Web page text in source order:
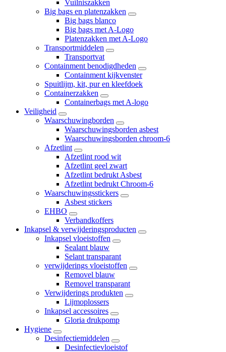
Vuilniszakken
Big bags en platenzakken
Big bags blanco
Big bags met A-Logo
Platenzakken met A-Logo
Transportmiddelen
Transportvat
Containment benodigdheden
Containment kijkvenster
Spuitlijm, kit, pur en kleefdoek
Containerzakken
Containerbags met A-logo
Veiligheid
Waarschuwingborden
Waarschuwingsborden asbest
Waarschuwingsborden chroom-6
Afzetlint
Afzetlint rood wit
Afzetlint geel zwart
Afzetlint bedrukt Asbest
Afzetlint bedrukt Chroom-6
Waarschuwingsstickers
Asbest stickers
EHBO
Verbandkoffers
Inkapsel & verwijderingsproducten
Inkapsel vloeistoffen
Sealant blauw
Selant transparant
verwijderings vloeistoffen
Removel blauw
Removel transparant
Verwijderings produkten
Lijmoplossers
Inkapsel accessoires
Gloria drukpomp
Hygiene
Desinfectiemiddelen
Desinfectievloeistof